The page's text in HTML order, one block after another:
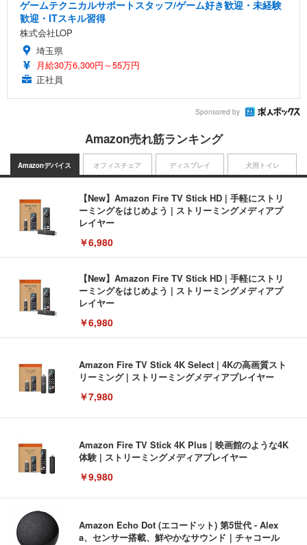
ゲームテクニカルサポートスタッフ/ゲーム好き歓迎・未経験
歓迎・ITスキル習得
株式会社LOP
埼玉県
月給30万6,300円～55万円
正社員
Sponsored by
Amazon売れ筋ランキング
Amazonデバイス
【New】Amazon Fire TV Stick HD | 手軽にストリ
ーミングをはじめよう | ストリーミングメディアプ
レイヤー
￥6,980
【New】Amazon Fire TV Stick HD | 手軽にストリ
ーミングをはじめよう | ストリーミングメディアプ
レイヤー
￥6,980
Amazon Fire TV Stick 4K Select | 4Kの高画質スト
リーミング | ストリーミングメディアプレイヤー
￥7,980
Amazon Fire TV Stick 4K Plus | 映画館のような4K
体験 | ストリーミングメディアプレイヤー
￥9,980
Amazon Echo Dot (エコードット) 第5世代 - Alex
a、センサー搭載、鮮やかなサウンド｜チャコール
オフィスチェア ディスプレイ 犬用トイレ